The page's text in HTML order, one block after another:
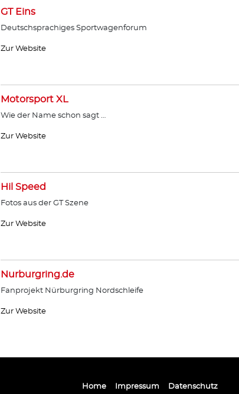
GT Eins
Deutschsprachiges Sportwagenforum
Zur Website
Motorsport XL
Wie der Name schon sagt …
Zur Website
Hil Speed
Fotos aus der GT Szene
Zur Website
Nurburgring.de
Fanprojekt Nürburgring Nordschleife
Zur Website
Home Impressum Datenschutz